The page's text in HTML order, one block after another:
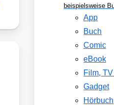
beispielsweise
App
Buch
Comic
eBook
Film,
Gadget
Hörbuch